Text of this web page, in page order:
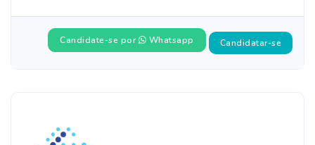
Candidate-se por Whatsapp Candidatar-se